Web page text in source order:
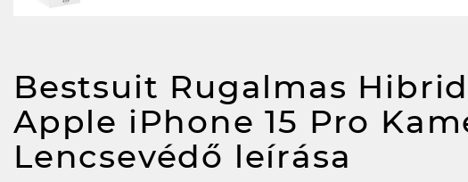
Bestsuit Rugalmas
Apple iPhone 15 Pro
Lencsevédő leírása